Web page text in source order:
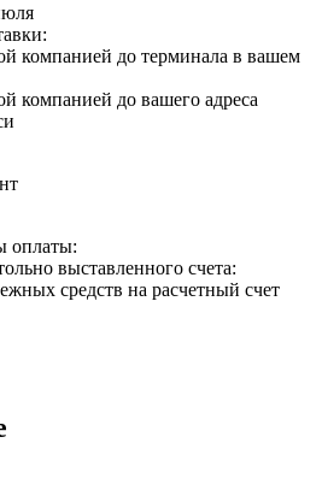
компанией до терминала в вашем
компанией до вашего адреса
оплаты:
выставленного счета:
средств на расчетный счет